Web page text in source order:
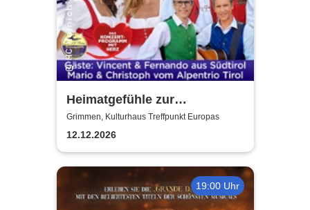
Heimatgefühle zur
Weihnachtszeit 2026 - Das
Konzertprogramm mit Herz
Grimmen, Kulturhaus Treffpunkt Europas
12.12.2026
19:00 Uhr